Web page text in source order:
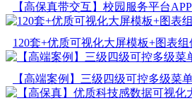
【高保真带交互】校园服务平台
120套+优质可视化大屏模板+图表
【高端案例】三级四级可控多级菜